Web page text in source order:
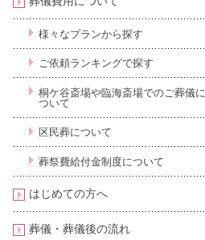
様々なプランから探す
ご依頼ランキングで探す
桐ケ谷斎場や臨海斎場でのご葬儀に
ついて
区民葬について
葬祭費給付金制度について
はじめての方へ
葬儀・葬儀後の流れ